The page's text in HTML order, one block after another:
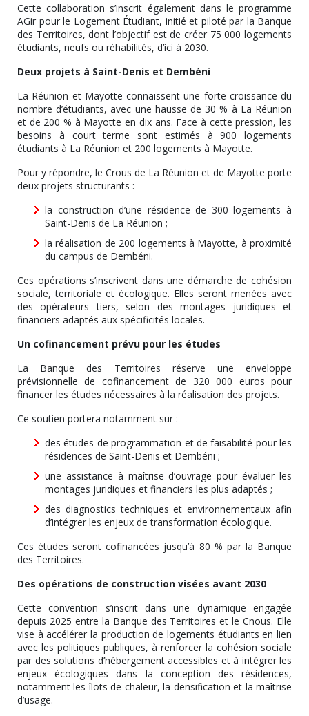
Cette collaboration s’inscrit également dans le programme
AGir pour le Logement Étudiant, initié et piloté par la Banque
des Territoires, dont l’objectif est de créer 75 000 logements
étudiants, neufs ou réhabilités, d’ici à 2030.
Deux projets à Saint-Denis et Dembéni
La Réunion et Mayotte connaissent une forte croissance du
nombre d’étudiants, avec une hausse de 30 % à La Réunion
et de 200 % à Mayotte en dix ans. Face à cette pression, les
besoins à court terme sont estimés à 900 logements
étudiants à La Réunion et 200 logements à Mayotte.
Pour y répondre, le Crous de La Réunion et de Mayotte porte
deux projets structurants :
la construction d’une résidence de 300 logements à
Saint-Denis de La Réunion ;
la réalisation de 200 logements à Mayotte, à proximité
du campus de Dembéni.
Ces opérations s’inscrivent dans une démarche de cohésion
sociale, territoriale et écologique. Elles seront menées avec
des opérateurs tiers, selon des montages juridiques et
financiers adaptés aux spécificités locales.
Un cofinancement prévu pour les études
La Banque des Territoires réserve une enveloppe
prévisionnelle de cofinancement de 320 000 euros pour
financer les études nécessaires à la réalisation des projets.
Ce soutien portera notamment sur :
des études de programmation et de faisabilité pour les
résidences de Saint-Denis et Dembéni ;
une assistance à maîtrise d’ouvrage pour évaluer les
montages juridiques et financiers les plus adaptés ;
des diagnostics techniques et environnementaux afin
d’intégrer les enjeux de transformation écologique.
Ces études seront cofinancées jusqu’à 80 % par la Banque
des Territoires.
Des opérations de construction visées avant 2030
Cette convention s’inscrit dans une dynamique engagée
depuis 2025 entre la Banque des Territoires et le Cnous. Elle
vise à accélérer la production de logements étudiants en lien
avec les politiques publiques, à renforcer la cohésion sociale
par des solutions d’hébergement accessibles et à intégrer les
enjeux écologiques dans la conception des résidences,
notamment les îlots de chaleur, la densification et la maîtrise
d’usage.